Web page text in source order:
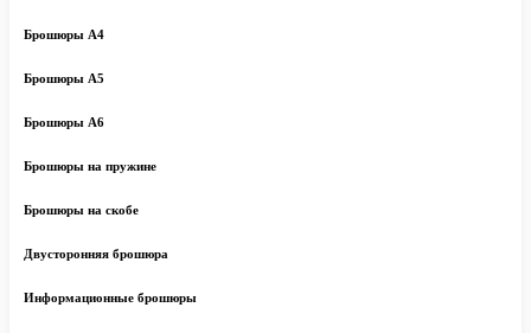
Брошюры А4
Брошюры А5
Брошюры А6
Брошюры на пружине
Брошюры на скобе
Двусторонняя брошюра
Информационные брошюры